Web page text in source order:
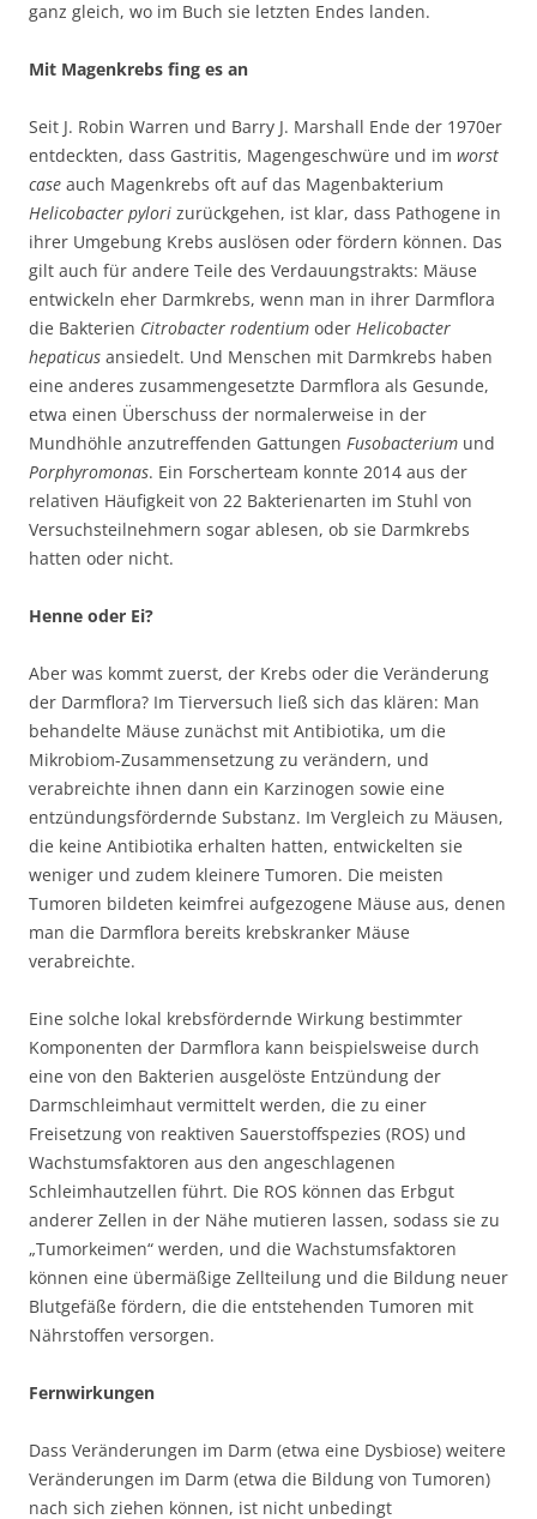
ganz gleich, wo im Buch sie letzten Endes landen.
Mit Magenkrebs fing es an
Seit J. Robin Warren und Barry J. Marshall Ende der 1970er
entdeckten, dass Gastritis, Magengeschwüre und im worst
case auch Magenkrebs oft auf das Magenbakterium
Helicobacter pylori zurückgehen, ist klar, dass Pathogene in
ihrer Umgebung Krebs auslösen oder fördern können. Das
gilt auch für andere Teile des Verdauungstrakts: Mäuse
entwickeln eher Darmkrebs, wenn man in ihrer Darmflora
die Bakterien Citrobacter rodentium oder Helicobacter
hepaticus ansiedelt. Und Menschen mit Darmkrebs haben
eine anderes zusammengesetzte Darmflora als Gesunde,
etwa einen Überschuss der normalerweise in der
Mundhöhle anzutreffenden Gattungen Fusobacterium und
Porphyromonas. Ein Forscherteam konnte 2014 aus der
relativen Häufigkeit von 22 Bakterienarten im Stuhl von
Versuchsteilnehmern sogar ablesen, ob sie Darmkrebs
hatten oder nicht.
Henne oder Ei?
Aber was kommt zuerst, der Krebs oder die Veränderung
der Darmflora? Im Tierversuch ließ sich das klären: Man
behandelte Mäuse zunächst mit Antibiotika, um die
Mikrobiom-Zusammensetzung zu verändern, und
verabreichte ihnen dann ein Karzinogen sowie eine
entzündungsfördernde Substanz. Im Vergleich zu Mäusen,
die keine Antibiotika erhalten hatten, entwickelten sie
weniger und zudem kleinere Tumoren. Die meisten
Tumoren bildeten keimfrei aufgezogene Mäuse aus, denen
man die Darmflora bereits krebskranker Mäuse
verabreichte.
Eine solche lokal krebsfördernde Wirkung bestimmter
Komponenten der Darmflora kann beispielsweise durch
eine von den Bakterien ausgelöste Entzündung der
Darmschleimhaut vermittelt werden, die zu einer
Freisetzung von reaktiven Sauerstoffspezies (ROS) und
Wachstumsfaktoren aus den angeschlagenen
Schleimhautzellen führt. Die ROS können das Erbgut
anderer Zellen in der Nähe mutieren lassen, sodass sie zu
„Tumorkeimen“ werden, und die Wachstumsfaktoren
können eine übermäßige Zellteilung und die Bildung neuer
Blutgefäße fördern, die die entstehenden Tumoren mit
Nährstoffen versorgen.
Fernwirkungen
Dass Veränderungen im Darm (etwa eine Dysbiose) weitere
Veränderungen im Darm (etwa die Bildung von Tumoren)
nach sich ziehen können, ist nicht unbedingt